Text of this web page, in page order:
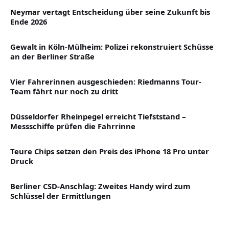
Neymar vertagt Entscheidung über seine Zukunft bis
Ende 2026
Gewalt in Köln-Mülheim: Polizei rekonstruiert Schüsse
an der Berliner Straße
Vier Fahrerinnen ausgeschieden: Riedmanns Tour-
Team fährt nur noch zu dritt
Düsseldorfer Rheinpegel erreicht Tiefststand –
Messschiffe prüfen die Fahrrinne
Teure Chips setzen den Preis des iPhone 18 Pro unter
Druck
Berliner CSD-Anschlag: Zweites Handy wird zum
Schlüssel der Ermittlungen